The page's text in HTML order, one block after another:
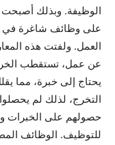
الوظيفة. وبذلك أصبحت
على وظائف شاغرة في
العمل. ولفتت هذه
عن عمل، تستقطب
يحتاج إلى خبرة، مما
التخرج، لذلك لم
حصولهم على الخبرات
للتوظيف. الوظائف